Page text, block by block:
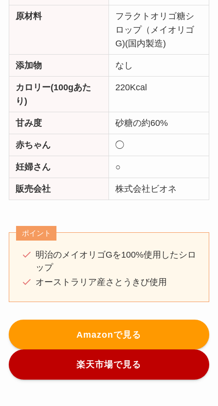
原材料
フラクトオリゴ糖シ
ロップ（メイオリゴ
G)(国内製造)
添加物 なし
カロリー(100gあた
り)
220Kcal
甘み度 砂糖の約60%
赤ちゃん ◯
妊婦さん ○
販売会社 株式会社ビオネ
ポイント
明治のメイオリゴGを100%使用したシロ
ップ
オーストラリア産さとうきび使用
Amazonで見る
楽天市場で見る